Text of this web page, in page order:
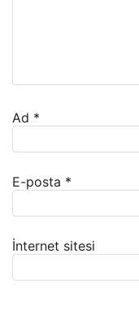
Ad *
E-posta *
İnternet sitesi